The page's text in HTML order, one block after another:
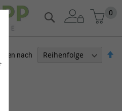
Zum
Inhalt
0
Suche
nach